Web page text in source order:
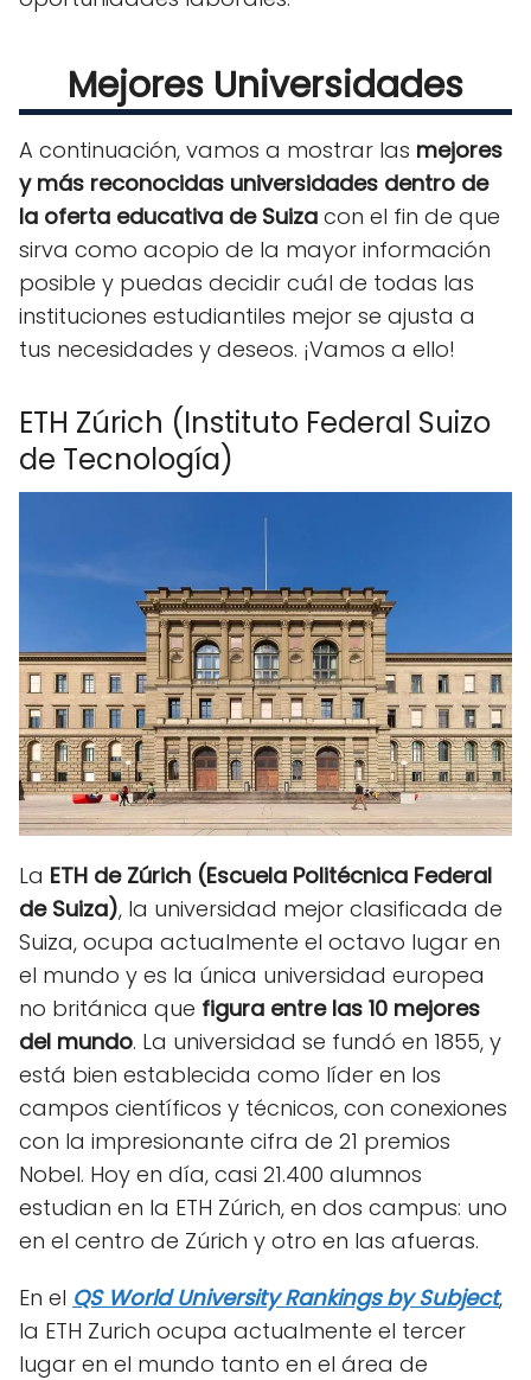
Mejores Universidades
A continuación, vamos a mostrar las mejores
y más reconocidas universidades dentro de
la oferta educativa de Suiza con el fin de que
sirva como acopio de la mayor información
posible y puedas decidir cuál de todas las
instituciones estudiantiles mejor se ajusta a
tus necesidades y deseos. ¡Vamos a ello!
ETH Zúrich (Instituto Federal Suizo
de Tecnología)
La ETH de Zúrich (Escuela Politécnica Federal
de Suiza), la universidad mejor clasificada de
Suiza, ocupa actualmente el octavo lugar en
el mundo y es la única universidad europea
no británica que figura entre las 10 mejores
del mundo. La universidad se fundó en 1855, y
está bien establecida como líder en los
campos científicos y técnicos, con conexiones
con la impresionante cifra de 21 premios
Nobel. Hoy en día, casi 21.400 alumnos
estudian en la ETH Zúrich, en dos campus: uno
en el centro de Zúrich y otro en las afueras.
En el QS World University Rankings by Subject,
la ETH Zurich ocupa actualmente el tercer
lugar en el mundo tanto en el área de